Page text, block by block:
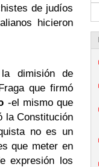
de judíos
hicieron
dimisión de
que firmó
-el mismo que
la Constitución
no es un
que meter en
expresión los